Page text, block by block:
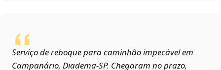
Serviço de reboque para caminhão impecável em
Campanário, Diadema‑SP. Chegaram no prazo,